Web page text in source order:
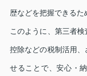
歴などを把握できるた
このように、第三者
控除などの税制活用
せることで、安心・